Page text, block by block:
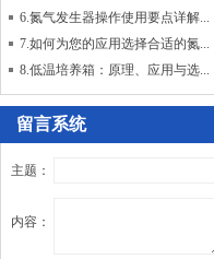
6.氮气发生器操作使用要点详解...
7.如何为您的应用选择合适的氮...
8.低温培养箱：原理、应用与选...
留言系统
主题：
内容：